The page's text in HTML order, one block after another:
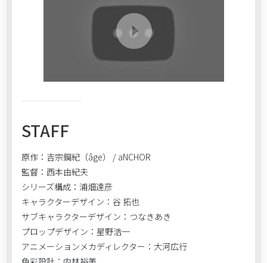
STAFF
原作：吉宗鋼紀（âge） / aNCHOR
監督：西本由紀夫
シリーズ構成：浦畑達彦
キャラクターデザイン：谷 拓也
サブキャラクターデザイン：つなきあき
プロップデザイン：星野浩一
アニメーションメカディレクター：大河広行